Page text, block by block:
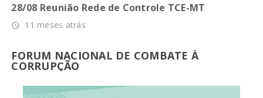
28/08 Reunião Rede de Controle TCE-MT
access_time 11 meses atrás
FORUM NACIONAL DE COMBATE À
CORRUPÇÃO